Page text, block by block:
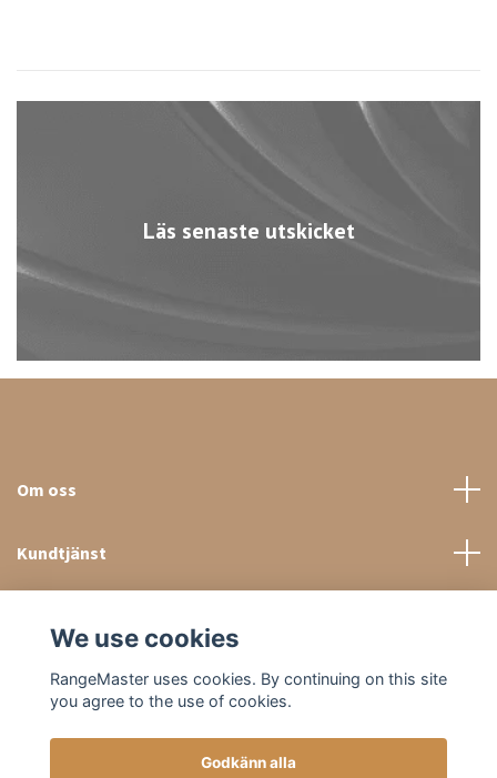
Läs senaste utskicket
Om oss
Kundtjänst
We use cookies
RangeMaster uses cookies. By continuing on this site
you agree to the use of cookies.
Godkänn alla